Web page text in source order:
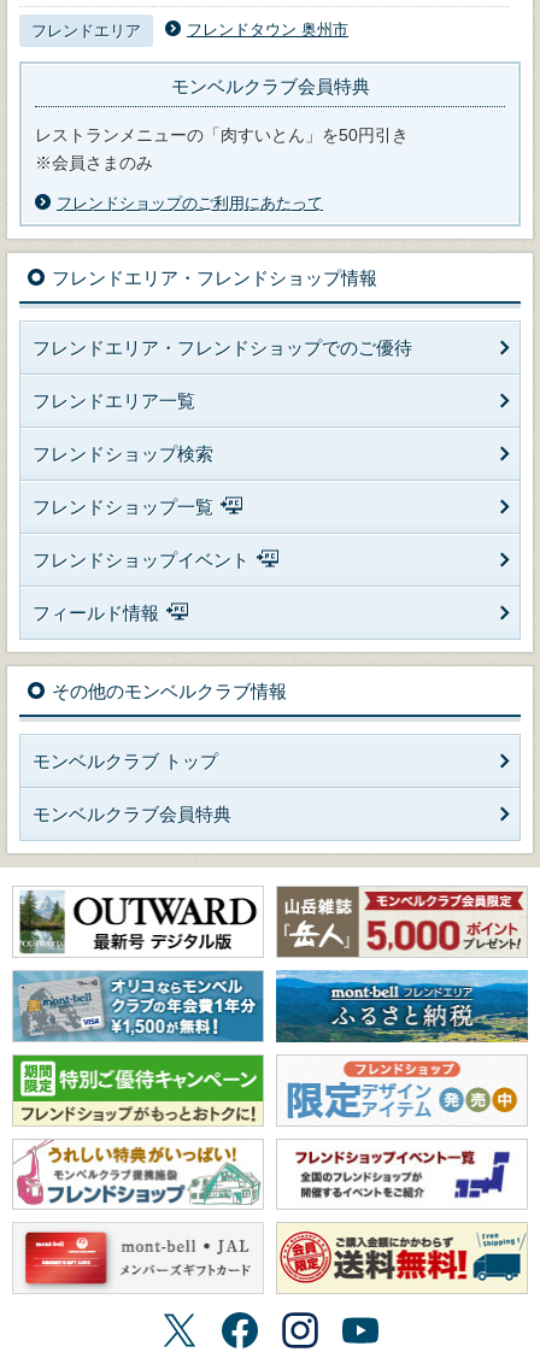
フレンドエリア フレンドタウン 奥州市
モンベルクラブ会員特典
レストランメニューの「肉すいとん」を50円引き
※会員さまのみ
フレンドショップのご利用にあたって
フレンドエリア・フレンドショップ情報
フレンドエリア・フレンドショップでのご優待
フレンドエリア一覧
フレンドショップ検索
フレンドショップ一覧
フレンドショップイベント
フィールド情報
その他のモンベルクラブ情報
モンベルクラブ トップ
モンベルクラブ会員特典